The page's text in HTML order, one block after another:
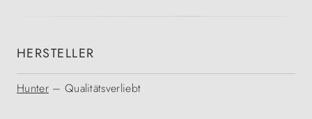
HERSTELLER
Hunter– Qualitätsverliebt